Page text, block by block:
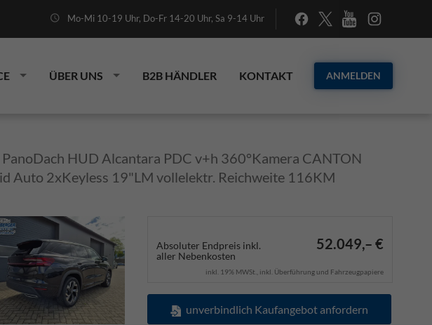
Mo-Mi 10-19 Uhr, Do-Fr 14-20 Uhr, Sa 9-14 Uhr
ÜBER UNS B2B HÄNDLER KONTAKT ANMELDEN
HUD Alcantara PDC v+h 360°Kamera CANTON
Auto 2xKeyless 19"LM vollelektr. Reichweite 116KM
Absoluter Endpreis inkl.
aller Nebenkosten
52.049,– €
inkl. 19% MWSt., inkl. Überführung und Fahrzeugpapiere
unverbindlich Kaufangebot anfordern